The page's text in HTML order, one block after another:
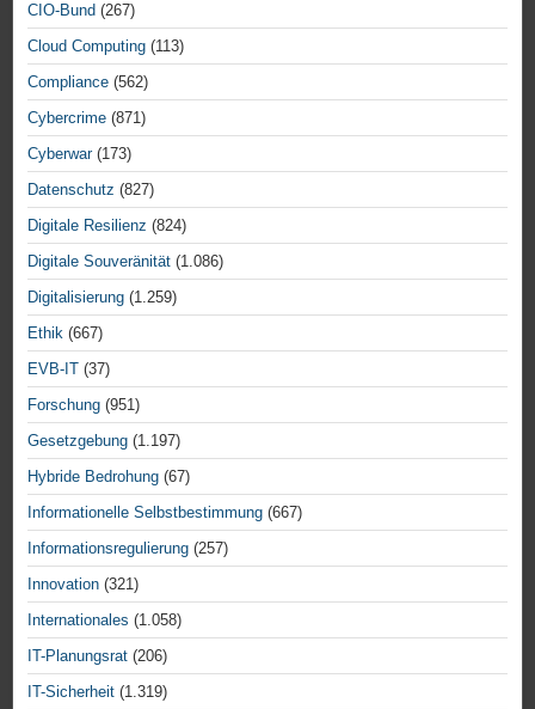
CIO-Bund (267)
Cloud Computing (113)
Compliance (562)
Cybercrime (871)
Cyberwar(173)
Datenschutz (827)
Digitale Resilienz (824)
Digitale Souveränität (1.086)
Digitalisierung (1.259)
Ethik (667)
EVB-IT (37)
Forschung (951)
Gesetzgebung (1.197)
Hybride Bedrohung (67)
Informationelle Selbstbestimmung (667)
Informationsregulierung (257)
Innovation (321)
Internationales (1.058)
IT-Planungsrat (206)
IT-Sicherheit (1.319)